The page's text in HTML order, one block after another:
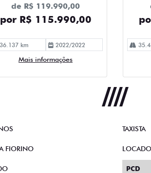
de R$ 119.990,00
por R$ 115.990,00
36.137 km 2022/2022
Mais informações
FIORINO
TAXISTA
PCD